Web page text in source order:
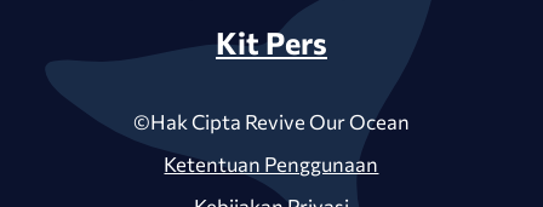
Kit Pers
©Hak Cipta Revive Our Ocean
Ketentuan Penggunaan